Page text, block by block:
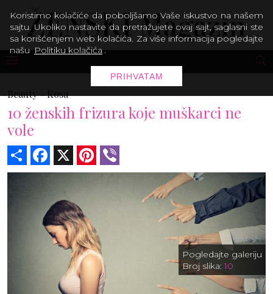
Beauty -Kosa
10 ženskih frizura koje muškarci ne
vole
Share Facebook Pinterest
Pogledajte galeriju
Broj slika:10
Koristimo kolačiće da poboljšamo Vaše iskustvo na našem
sajtu. Ukoliko nastavite da pretražujete ovaj sajt, saglasni ste
sa korišćenjem web kolačića. Za više informacija pogledajte
našu Politiku kolačića .
PRIHVATAM